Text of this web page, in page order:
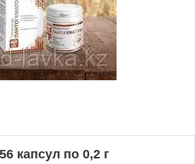
капсул по 0,2 г